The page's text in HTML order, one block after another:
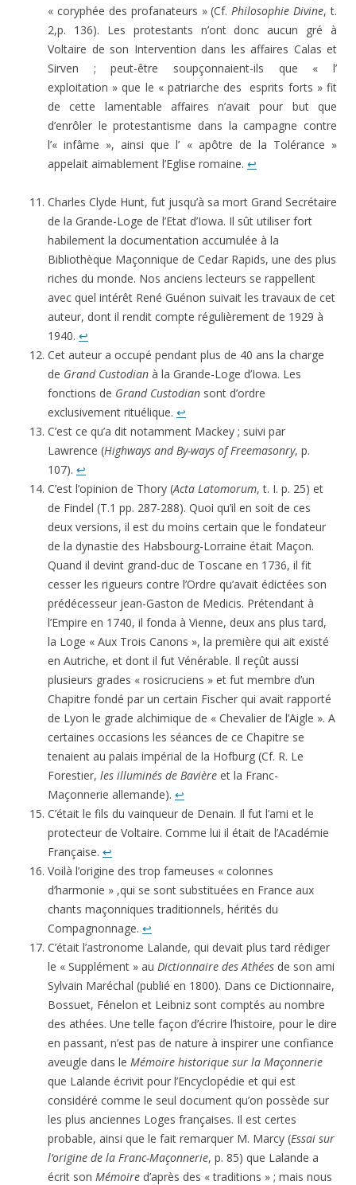
« coryphée des profanateurs » (Cf.Philosophie Divine, t.
2,p. 136). Les protestants n’ont donc aucun gré à
Voltaire de son Intervention dans les affaires Calas et
Sirven ; peut-être soupçonnaient-ils que « l’
exploitation » que le « patriarche des esprits forts » fit
de cette lamentable affaires n’avait pour but que
d’enrôler le protestantisme dans la campagne contre
l’« infâme », ainsi que l’ « apôtre de la Tolérance »
appelait aimablement l’Eglise romaine. ↩
Charles Clyde Hunt, fut jusqu’à sa mort Grand Secrétaire
de la Grande-Loge de l’Etat d’Iowa. Il sût utiliser fort
habilement la documentation accumulée à la
Bibliothèque Maçonnique de Cedar Rapids, une des plus
riches du monde. Nos anciens lecteurs se rappellent
avec quel intérêt René Guénon suivait les travaux de cet
auteur, dont il rendit compte régulièrement de 1929 à
1940. ↩
Cet auteur a occupé pendant plus de 40 ans la charge
de Grand Custodian à la Grande-Loge d’Iowa. Les
fonctions de Grand Custodian sont d’ordre
exclusivement rituélique. ↩
C’est ce qu’a dit notamment Mackey ; suivi par
Lawrence (Highways and By-ways of Freemasonry, p.
107). ↩
C’est l’opinion de Thory (Acta Latomorum, t. I. p. 25) et
de Findel (T.1 pp. 287-288). Quoi qu’il en soit de ces
deux versions, il est du moins certain que le fondateur
de la dynastie des Habsbourg-Lorraine était Maçon.
Quand il devint grand-duc de Toscane en 1736, il fit
cesser les rigueurs contre l’Ordre qu’avait édictées son
prédécesseur jean-Gaston de Medicis. Prétendant à
l’Empire en 1740, il fonda à Vienne, deux ans plus tard,
la Loge « Aux Trois Canons », la première qui ait existé
en Autriche, et dont il fut Vénérable. Il reçût aussi
plusieurs grades « rosicruciens » et fut membre d’un
Chapitre fondé par un certain Fischer qui avait rapporté
de Lyon le grade alchimique de « Chevalier de l’Aigle ». A
certaines occasions les séances de ce Chapitre se
tenaient au palais impérial de la Hofburg (Cf. R. Le
Forestier, les illuminés de Bavière et la Franc-
Maçonnerie allemande). ↩
C’était le fils du vainqueur de Denain. Il fut l’ami et le
protecteur de Voltaire. Comme lui il était de l’Académie
Française. ↩
Voilà l’origine des trop fameuses « colonnes
d’harmonie » ,qui se sont substituées en France aux
chants maçonniques traditionnels, hérités du
Compagnonnage. ↩
C’était l’astronome Lalande, qui devait plus tard rédiger
le « Supplément » au Dictionnaire des Athées de son ami
Sylvain Maréchal (publié en 1800). Dans ce Dictionnaire,
Bossuet, Fénelon et Leibniz sont comptés au nombre
des athées. Une telle façon d’écrire l’histoire, pour le dire
en passant, n’est pas de nature à inspirer une confiance
aveugle dans le Mémoire historique sur la Maçonnerie
que Lalande écrivit pour l’Encyclopédie et qui est
considéré comme le seul document qu’on possède sur
les plus anciennes Loges françaises. Il est certes
probable, ainsi que le fait remarquer M. Marcy (Essai sur
l’origine de la Franc-Maçonnerie, p. 85) que Lalande a
écrit son Mémoire d’après des « traditions » ; mais nous